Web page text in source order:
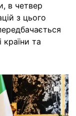
в четвер
з цього
країни та